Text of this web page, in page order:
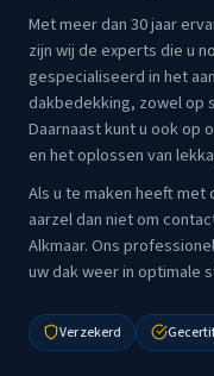
Met meer dan 30 jaar
zijn wij de experts die u
gespecialiseerd in het
dakbedekking, zowel op
Daarnaast kunt u ook op
en het oplossen van
Als u te maken heeft
aarzel dan niet om
Alkmaar. Ons
uw dak weer in optimale
Verzekerd